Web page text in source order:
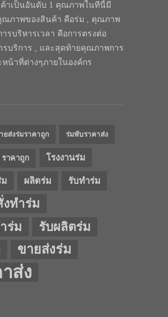
าเป็นอันดับ 1 คุณภาพในทีนี้มี
ณภาพของสินค้า คือร่ม , คุณภาพ
รบริหารเวลา คือการตรงต่อ
รบริการ , และสุดท้ายคุณภาพการ
น้าที่ต่างๆภายในองค์กร
ยส่งร่มราคาถูก ร่มพับราคาส่ง
ราคาถูก โรงงานร่ม
ม ผลิตร่ม รับทำร่ม
งทำร่ม
ร่ม
รับผลิตร่ม
ขายส่งร่ม
ส่ง